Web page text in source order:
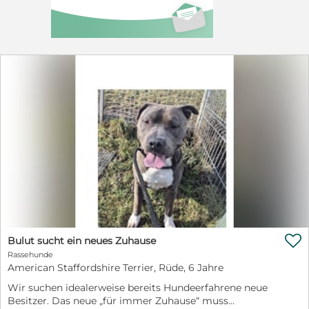
zu vereinbaren. Tel. 0174 8687317
Bulut sucht ein neues Zuhause
Rassehunde
American Staffordshire Terrier, Rüde, 6 Jahre
Wir suchen idealerweise bereits Hundeerfahrene neue
Besitzer. Das neue „für immer Zuhause“ muss
